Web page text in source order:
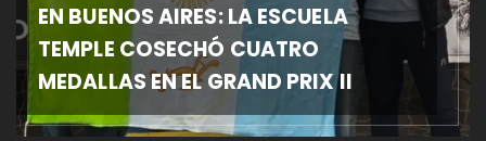
EN BUENOS AIRES: LA ESCUELA
TEMPLE COSECHÓ CUATRO
MEDALLAS EN EL GRAND PRIX II